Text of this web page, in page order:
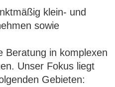
klein- und
sowie
Beratung in komplexen
Unser Fokus liegt
Gebieten: